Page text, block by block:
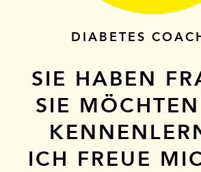
DIABETES
SIE HABEN
SIE
ICH FREUE